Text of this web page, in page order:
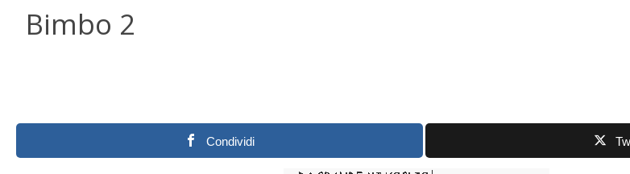
Bimbo 2
Condividi